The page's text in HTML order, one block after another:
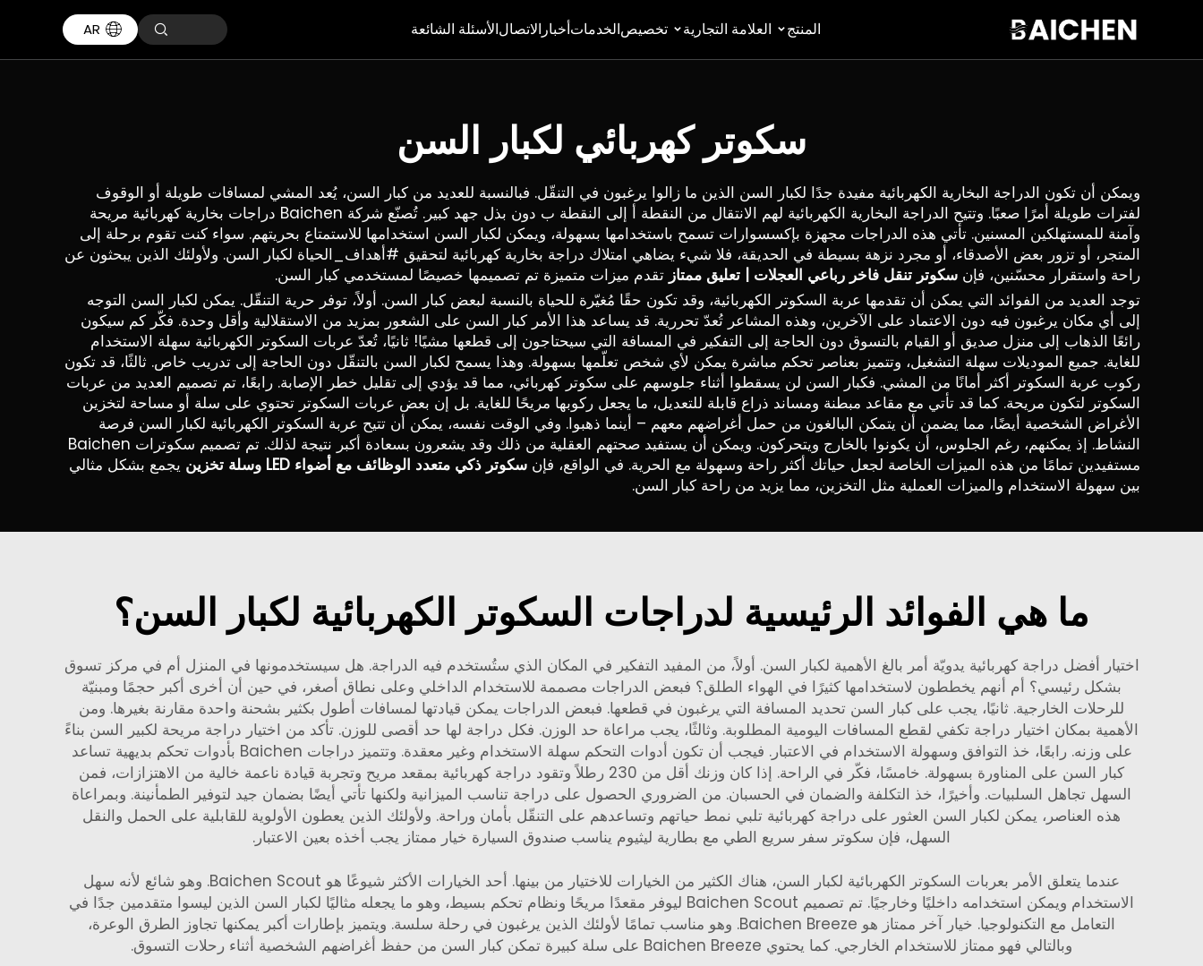
المنتج العلامة التجارية تخصيصالخدماتأخبار الاتصالالأسئلة الشائعة AR
سكوتر كهربائي لكبار السن
ويمكن أن تكون الدراجة البخارية الكهربائية مفيدة جدًا لكبار السن الذين ما زالوا يرغبون في التنقّل. فبالنسبة للعديد من كبار السن، يُعد المشي لمسافات طويلة أو الوقوف
لفترات طويلة أمرًا صعبًا. وتتيح الدراجة البخارية الكهربائية لهم الانتقال من النقطة أ إلى النقطة ب دون بذل جهد كبير. تُصنّع شركة Baichen دراجات بخارية كهربائية مريحة
وآمنة للمستهلكين المسنين. تأتي هذه الدراجات مجهزة بإكسسوارات تسمح باستخدامها بسهولة، ويمكن لكبار السن استخدامها للاستمتاع بحريتهم. سواء كنت تقوم برحلة إلى
المتجر، أو تزور بعض الأصدقاء، أو مجرد نزهة بسيطة في الحديقة، فلا شيء يضاهي امتلاك دراجة بخارية كهربائية لتحقيق #أهداف_الحياة لكبار السن. ولأولئك الذين يبحثون عن
راحة واستقرار محسّنين، فإن سكوتر تنقل فاخر رباعي العجلات | تعليق ممتاز تقدم ميزات متميزة تم تصميمها خصيصًا لمستخدمي كبار السن.
توجد العديد من الفوائد التي يمكن أن تقدمها عربة السكوتر الكهربائية، وقد تكون حقًا مُغيّرة للحياة بالنسبة لبعض كبار السن. أولاً، توفر حرية التنقّل. يمكن لكبار السن التوجه
إلى أي مكان يرغبون فيه دون الاعتماد على الآخرين، وهذه المشاعر تُعدّ تحررية. قد يساعد هذا الأمر كبار السن على الشعور بمزيد من الاستقلالية وأقل وحدة. فكّر كم سيكون
رائعًا الذهاب إلى منزل صديق أو القيام بالتسوق دون الحاجة إلى التفكير في المسافة التي سيحتاجون إلى قطعها مشيًا! ثانيًا، تُعدّ عربات السكوتر الكهربائية سهلة الاستخدام
للغاية. جميع الموديلات سهلة التشغيل، وتتميز بعناصر تحكم مباشرة يمكن لأي شخص تعلّمها بسهولة. وهذا يسمح لكبار السن بالتنقّل دون الحاجة إلى تدريب خاص. ثالثًا، قد تكون
ركوب عربة السكوتر أكثر أمانًا من المشي. فكبار السن لن يسقطوا أثناء جلوسهم على سكوتر كهربائي، مما قد يؤدي إلى تقليل خطر الإصابة. رابعًا، تم تصميم العديد من عربات
السكوتر لتكون مريحة. كما قد تأتي مع مقاعد مبطنة ومساند ذراع قابلة للتعديل، ما يجعل ركوبها مريحًا للغاية. بل إن بعض عربات السكوتر تحتوي على سلة أو مساحة لتخزين
الأغراض الشخصية أيضًا، مما يضمن أن يتمكن البالغون من حمل أغراضهم معهم – أينما ذهبوا. وفي الوقت نفسه، يمكن أن تتيح عربة السكوتر الكهربائية لكبار السن فرصة
النشاط. إذ يمكنهم، رغم الجلوس، أن يكونوا بالخارج ويتحركون. ويمكن أن يستفيد صحتهم العقلية من ذلك وقد يشعرون بسعادة أكبر نتيجة لذلك. تم تصميم سكوترات Baichen
مستفيدين تمامًا من هذه الميزات الخاصة لجعل حياتك أكثر راحة وسهولة مع الحرية. في الواقع، فإن سكوتر ذكي متعدد الوظائف مع أضواء LED وسلة تخزين
يجمع بشكل مثالي
بين سهولة الاستخدام والميزات العملية مثل التخزين، مما يزيد من راحة كبار السن.
ما هي الفوائد الرئيسية لدراجات السكوتر الكهربائية لكبار السن؟
اختيار أفضل دراجة كهربائية يدويّة أمر بالغ الأهمية لكبار السن. أولاً، من المفيد التفكير في المكان الذي ستُستخدم فيه الدراجة. هل سيستخدمونها في المنزل أم في مركز تسوق
بشكل رئيسي؟ أم أنهم يخططون لاستخدامها كثيرًا في الهواء الطلق؟ فبعض الدراجات مصممة للاستخدام الداخلي وعلى نطاق أصغر، في حين أن أخرى أكبر حجمًا ومبنيّة
للرحلات الخارجية. ثانيًا، يجب على كبار السن تحديد المسافة التي يرغبون في قطعها. فبعض الدراجات يمكن قيادتها لمسافات أطول بكثير بشحنة واحدة مقارنة بغيرها. ومن
الأهمية بمكان اختيار دراجة تكفي لقطع المسافات اليومية المطلوبة. وثالثًا، يجب مراعاة حد الوزن. فكل دراجة لها حد أقصى للوزن. تأكد من اختيار دراجة مريحة لكبير السن بناءً
على وزنه. رابعًا، خذ التوافق وسهولة الاستخدام في الاعتبار. فيجب أن تكون أدوات التحكم سهلة الاستخدام وغير معقدة. وتتميز دراجات Baichen بأدوات تحكم بديهية تساعد
كبار السن على المناورة بسهولة. خامسًا، فكّر في الراحة. إذا كان وزنك أقل من 230 رطلاً وتقود دراجة كهربائية بمقعد مريح وتجربة قيادة ناعمة خالية من الاهتزازات، فمن
السهل تجاهل السلبيات. وأخيرًا، خذ التكلفة والضمان في الحسبان. من الضروري الحصول على دراجة تناسب الميزانية ولكنها تأتي أيضًا بضمان جيد لتوفير الطمأنينة. وبمراعاة
هذه العناصر، يمكن لكبار السن العثور على دراجة كهربائية تلبي نمط حياتهم وتساعدهم على التنقّل بأمان وراحة. ولأولئك الذين يعطون الأولوية للقابلية على الحمل والنقل
السهل، فإن سكوتر سفر سريع الطي مع بطارية ليثيوم يناسب صندوق السيارة خيار ممتاز يجب أخذه بعين الاعتبار.
عندما يتعلق الأمر بعربات السكوتر الكهربائية لكبار السن، هناك الكثير من الخيارات للاختيار من بينها. أحد الخيارات الأكثر شيوعًا هو Baichen Scout. وهو شائع لأنه سهل
الاستخدام ويمكن استخدامه داخليًا وخارجيًا. تم تصميم Baichen Scout ليوفر مقعدًا مريحًا ونظام تحكم بسيط، وهو ما يجعله مثاليًا لكبار السن الذين ليسوا متقدمين جدًا في
التعامل مع التكنولوجيا. خيار آخر ممتاز هو Baichen Breeze. وهو مناسب تمامًا لأولئك الذين يرغبون في رحلة سلسة. ويتميز بإطارات أكبر يمكنها تجاوز الطرق الوعرة،
وبالتالي فهو ممتاز للاستخدام الخارجي. كما يحتوي Baichen Breeze على سلة كبيرة تمكن كبار السن من حفظ أغراضهم الشخصية أثناء رحلات التسوق.